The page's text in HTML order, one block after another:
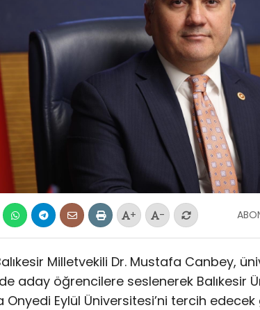
+ -
Milletvekili Dr. Mustafa Canbey,
aday öğrencilere seslenerek Balıkesir
Onyedi Eylül Üniversitesi’ni tercih edecek